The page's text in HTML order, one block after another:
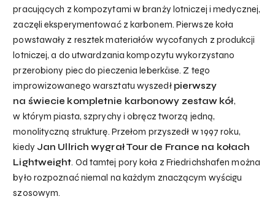
pracujących z kompozytami w branży lotniczej i medycznej,
zaczęli eksperymentować z karbonem. Pierwsze koła
powstawały z resztek materiałów wycofanych z produkcji
lotniczej, a do utwardzania kompozytu wykorzystano
przerobiony piec do pieczenia leberkäse. Z tego
improwizowanego warsztatu wyszedł pierwszy
na świecie kompletnie karbonowy zestaw kół,
w którym piasta, szprychy i obręcz tworzą jedną,
monolityczną strukturę. Przełom przyszedł w 1997 roku,
kiedy Jan Ullrich wygrał Tour de France na kołach
Lightweight. Od tamtej pory koła z Friedrichshafen można
było rozpoznać niemal na każdym znaczącym wyścigu
szosowym.